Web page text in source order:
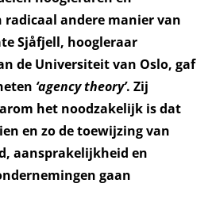
andere manier van
Sjåfjell, hoogleraar
de Universiteit van Oslo, gaf
‘agency theory’. Zij
het noodzakelijk is dat
en zo de toewijzing van
aansprakelijkheid en
gaan